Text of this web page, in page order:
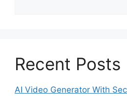
Recent Posts
AI Video Generator With